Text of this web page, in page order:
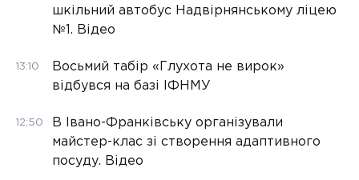
шкільний автобус Надвірнянському ліцею
№1. Відео
13:10
Восьмий табір «Глухота не вирок»
відбувся на базі ІФНМУ
12:50
В Івано-Франківську організували
майстер-клас зі створення адаптивного
посуду. Відео